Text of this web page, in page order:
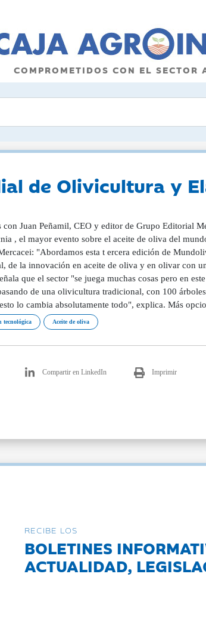
COMPROMETIDOS CON EL SECTOR
de Olivicultura y
con Juan Peñamil, CEO y editor de Grupo Editorial
, el mayor evento sobre el aceite de oliva del
"Abordamos esta t ercera edición de
de la innovación en aceite de oliva y en olivar con
que el sector "se juega muchas cosas pero en
de una olivicultura tradicional, con 100
lo cambia absolutamente todo", explica. Más
tecnológica Aceite de oliva
Compartir en LinkedIn Imprimir
RECIBE LOS
BOLETINES
ACTUALIDAD,